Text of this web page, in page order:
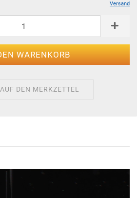
Versand
AUF DEN MERKZETTEL